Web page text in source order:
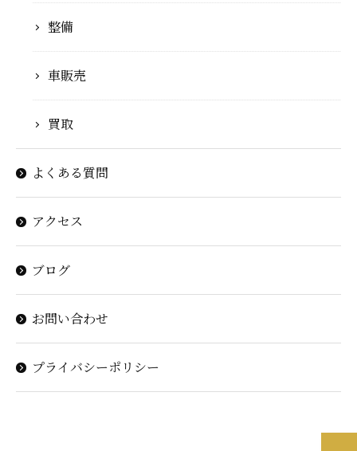
整備
車販売
買取
よくある質問
アクセス
ブログ
お問い合わせ
プライバシーポリシー